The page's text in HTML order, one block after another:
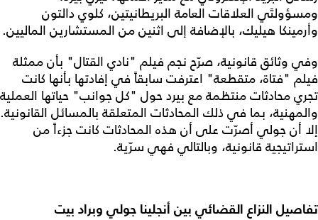
ومسؤولتَي العلاقات العامة البريطانيتين، كلوي دالتون
وأرمينكا هيليك، بالإضافة إلى اثنين من المستشارين الماليين.
وفي وثائق قانونية، صرّح نجم فيلم "نادي القتال" بأن ممثلة
فيلم "فتاة، متقطعة" اعترفت سابقاً في إفادتها بأنها كانت
تجري محادثات منتظمة مع بيرد حول "كل جوانب" حياتها العملية
والمهنية، بما في ذلك المحادثات المتعلقة بالمسائل القانونية.
إلا أن جولي أصرّت على أن هذه المحادثات كانت جزءاً من
استراتيجية قانونية، وبالتالي فهي سرّية.
تفاصيل النزاع القضائي بين أنجلينا جولي وبراد بيت